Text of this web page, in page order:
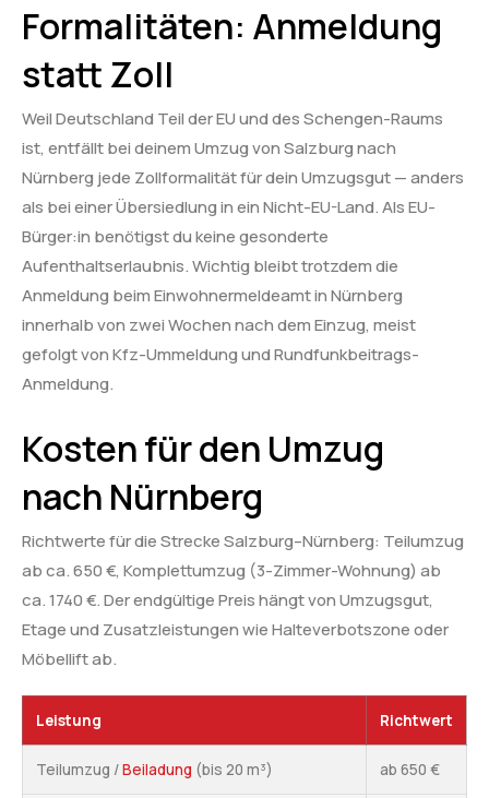
Formalitäten: Anmeldung
statt Zoll
Weil Deutschland Teil der EU und des Schengen-Raums
ist, entfällt bei deinem Umzug von Salzburg nach
Nürnberg jede Zollformalität für dein Umzugsgut — anders
als bei einer Übersiedlung in ein Nicht-EU-Land. Als EU-
Bürger:in benötigst du keine gesonderte
Aufenthaltserlaubnis. Wichtig bleibt trotzdem die
Anmeldung beim Einwohnermeldeamt in Nürnberg
innerhalb von zwei Wochen nach dem Einzug, meist
gefolgt von Kfz-Ummeldung und Rundfunkbeitrags-
Anmeldung.
Kosten für den Umzug
nach Nürnberg
Richtwerte für die Strecke Salzburg–Nürnberg: Teilumzug
ab ca. 650 €, Komplettumzug (3-Zimmer-Wohnung) ab
ca. 1740 €. Der endgültige Preis hängt von Umzugsgut,
Etage und Zusatzleistungen wie Halteverbotszone oder
Möbellift ab.
Leistung Richtwert
Teilumzug /Beiladung (bis 20 m³) ab 650 €